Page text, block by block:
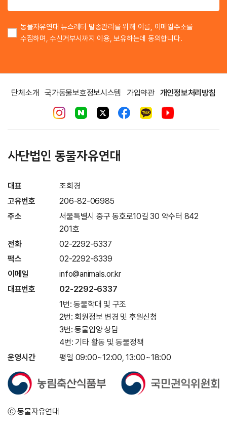
동물자유연대 뉴스레터 발송관리를 위해 이름, 이메일주소를
수집하며, 수신거부시까지 이용, 보유하는데 동의합니다.
단체소개 국가동물보호정보시스템 가입약관 개인정보처리방침
사단법인 동물자유연대
대표
조희경
고유번호
206-82-06985
주소
서울특별시 중구 동호로10길 30 약수터 842
201호
전화
02-2292-6337
팩스
02-2292-6339
이메일
info@animals.or.kr
대표번호
02-2292-6337
1번: 동물학대 및 구조
2번: 회원정보 변경 및 후원신청
3번: 동물입양 상담
4번: 기타 활동 및 동물정책
운영시간
평일 09:00~12:00, 13:00~18:00
ⓒ 동물자유연대